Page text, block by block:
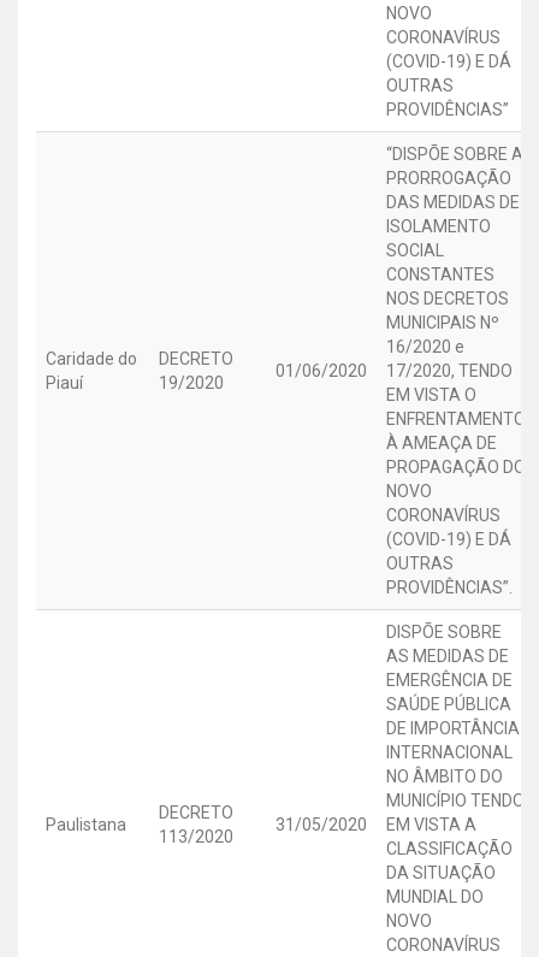
NOVO
CORONAVÍRUS
(COVID-19) E DÁ
OUTRAS
PROVIDÊNCIAS”
Caridade do
Piauí
DECRETO
19/2020
01/06/2020
“DISPÕE SOBRE A
PRORROGAÇÃO
DAS MEDIDAS DE
ISOLAMENTO
SOCIAL
CONSTANTES
NOS DECRETOS
MUNICIPAIS Nº
16/2020 e
17/2020, TENDO
EM VISTA O
ENFRENTAMENTO
À AMEAÇA DE
PROPAGAÇÃO DO
NOVO
CORONAVÍRUS
(COVID-19) E DÁ
OUTRAS
PROVIDÊNCIAS”.
Paulistana
DECRETO
113/2020
31/05/2020
DISPÕE SOBRE
AS MEDIDAS DE
EMERGÊNCIA DE
SAÚDE PÚBLICA
DE IMPORTÂNCIA
INTERNACIONAL
NO ÂMBITO DO
MUNICÍPIO TENDO
EM VISTA A
CLASSIFICAÇÃO
DA SITUAÇÃO
MUNDIAL DO
NOVO
CORONAVÍRUS